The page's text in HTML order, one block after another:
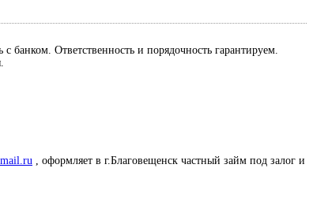
банком. Ответственность и порядочность гарантируем.
, оформляет в г.Благовещенск частный займ под залог и